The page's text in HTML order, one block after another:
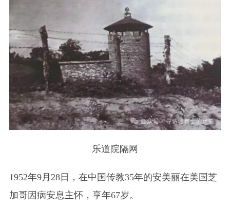
乐道院隔网
1952年9月28日，在中国传教35年的安美丽在美国芝
加哥因病安息主怀，享年67岁。